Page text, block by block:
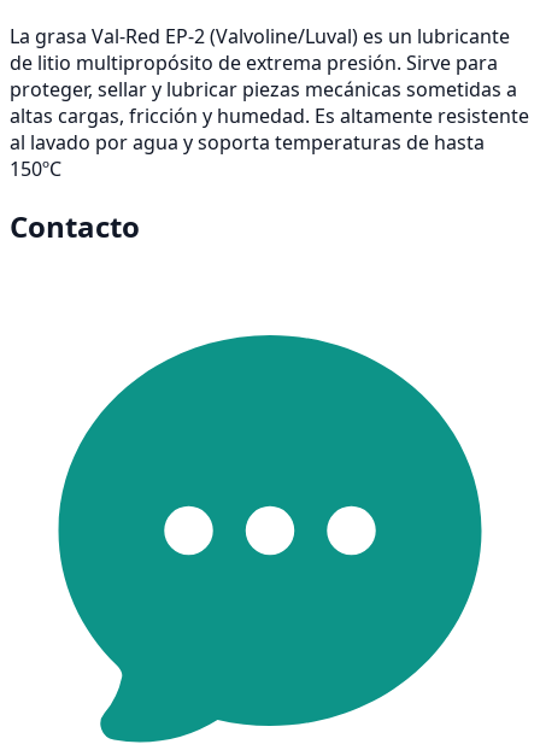
La grasa Val-Red EP-2 (Valvoline/Luval) es un lubricante
de litio multipropósito de extrema presión. Sirve para
proteger, sellar y lubricar piezas mecánicas sometidas a
altas cargas, fricción y humedad. Es altamente resistente
al lavado por agua y soporta temperaturas de hasta
150ºC
Contacto